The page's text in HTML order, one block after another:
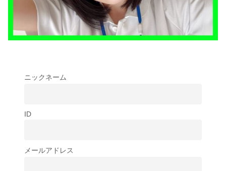
ニックネーム
ID
メールアドレス